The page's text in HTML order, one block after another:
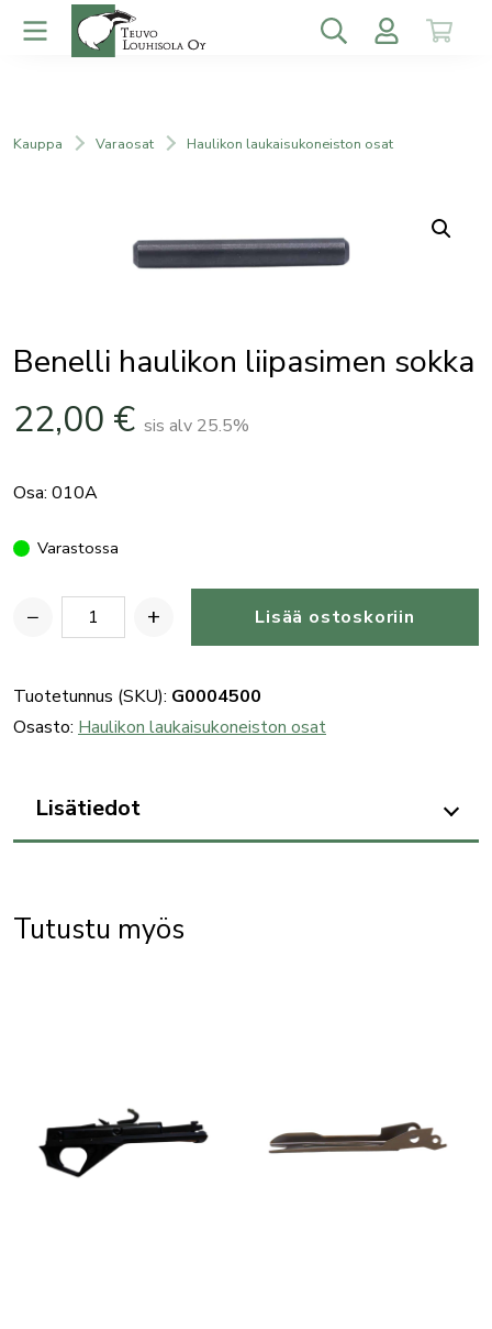
Kauppa Varaosat Haulikon laukaisukoneiston osat
Benelli haulikon liipasimen sokka
22,00 € sis alv 25.5%
Osa: 010A
Varastossa
−
Benelli
liipasimen
sokka
+ Lisää ostoskoriin
Tuotetunnus (SKU): G0004500
Osasto: Haulikon laukaisukoneiston osat
Lisätiedot
Tutustu myös